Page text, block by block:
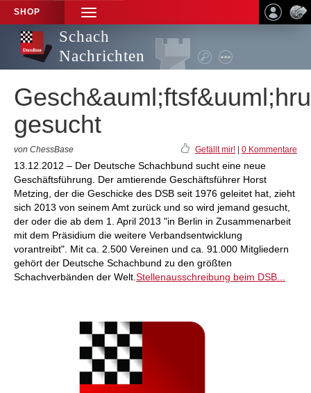
SHOP
TOGGLE
NAVIGATION
Schach
Nachrichten
gesucht
von ChessBase Gefällt mir! 0 Kommentare
13.12.2012 – Der Deutsche Schachbund sucht eine neue
Geschäftsführung. Der amtierende Geschäftsführer Horst
Metzing, der die Geschicke des DSB seit 1976 geleitet hat, zieht
sich 2013 von seinem Amt zurück und so wird jemand gesucht,
der oder die ab dem 1. April 2013 "in Berlin in Zusammenarbeit
mit dem Präsidium die weitere Verbandsentwicklung
vorantreibt". Mit ca. 2.500 Vereinen und ca. 91.000 Mitgliedern
gehört der Deutsche Schachbund zu den größten
Schachverbänden der Welt. Stellenausschreibung beim DSB...